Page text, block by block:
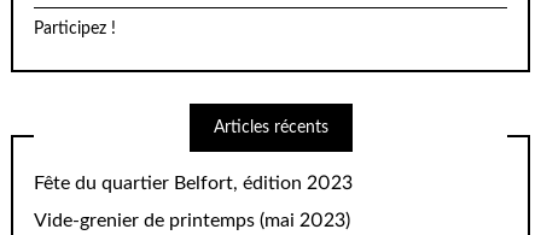
Participez !
Articles récents
Fête du quartier Belfort, édition 2023
Vide-grenier de printemps (mai 2023)